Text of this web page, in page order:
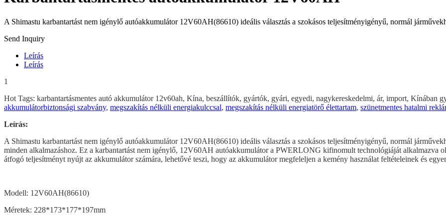
A Shimastu karbantartást nem igénylő autóakkumulátor 12V60AH(86610) ideális választás a szokásos teljesítményigényű, normál
Send Inquiry
Leírás
Leírás
1
Hot Tags: karbantartásmentes autó akkumulátor 12v60ah, Kína, beszállítók, gyártók, gyári, egyedi, nagykereskedelmi, ár, import, Kínában
akkumulátorbiztonsági szabvány, megszakítás nélküli energiakulccsal, megszakítás nélküli energiatörő élettartam, szünetmentes hatalmi
Leírás:
A Shimastu karbantartást nem igénylő autóakkumulátor 12V60AH(86610) ideális választás a szokásos teljesítményigényű, normál
minden alkalmazáshoz. Ez a karbantartást nem igénylő, 12V60AH autóakkumulátor a PWERLONG kifinomult technológiáját alkalmazva
átfogó teljesítményt nyújt az akkumulátor számára, lehetővé teszi, hogy az akkumulátor megfeleljen a kemény használat feltételeinek és
Modell: 12V60AH(86610)
Méretek: 228*173*177*197mm